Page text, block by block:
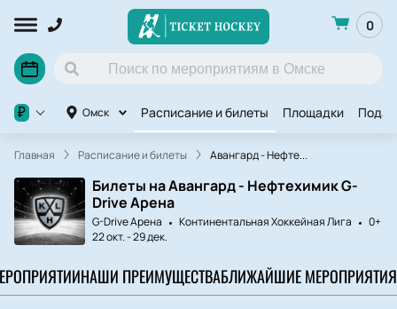
0
Омск Расписание и билеты Площадки
₽
Главная Расписание и билеты Авангард - Нефте...
Билеты на Авангард - Нефтехимик G-
Drive Арена
G-Drive Арена Континентальная Хоккейная Лига
0+
22 окт.-29 дек.
НАШИ ПРЕИМУЩЕСТВАБЛИЖАЙШИЕ МЕРОПРИЯТИЯ